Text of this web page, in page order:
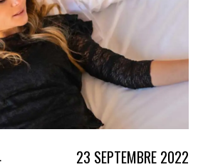
23 SEPTEMBRE 2022